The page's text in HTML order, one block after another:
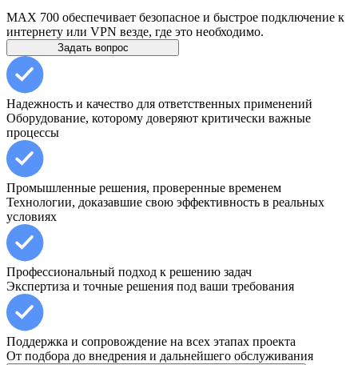
MAX 700 обеспечивает безопасное и быстрое подключение к
интернету или VPN везде, где это необходимо.
Задать вопрос
Надежность и качество для ответственных применений
Оборудование, которому доверяют критически важные
процессы
Промышленные решения, проверенные временем
Технологии, доказавшие свою эффективность в реальных
условиях
Профессиональный подход к решению задач
Экспертиза и точные решения под ваши требования
Поддержка и сопровождение на всех этапах проекта
От подбора до внедрения и дальнейшего обслуживания